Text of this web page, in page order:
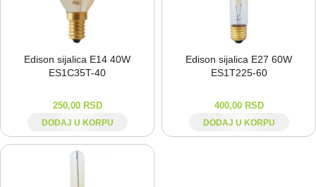
Edison sijalica E14 40W
ES1C35T-⁠40
250,00 RSD
DODAJ U KORPU
Edison sijalica E27 60W
ES1T225-⁠60
400,00 RSD
DODAJ U KORPU